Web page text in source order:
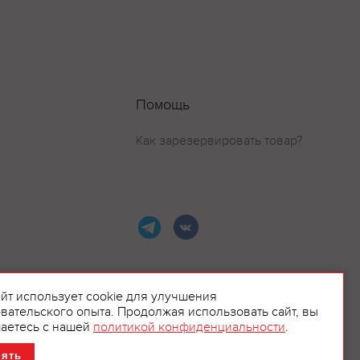
Помощь
Как зарезервировать товар?
использует cookie для улучшения
опыта. Продолжая использовать сайт, вы
с нашей политикой конфиденциальности.